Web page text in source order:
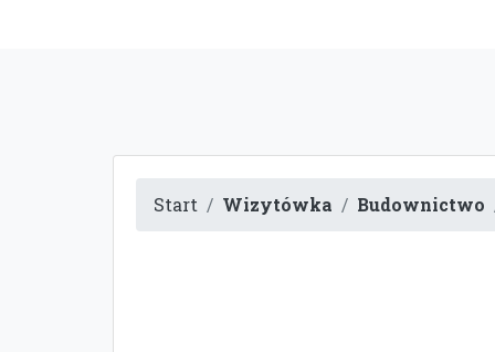
Start Wizytówka Budownictwo